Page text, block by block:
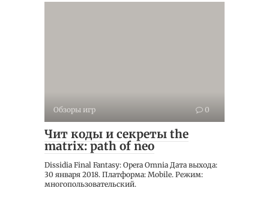
Обзоры игр 0
Чит коды и секреты the
matrix: path of neo
Dissidia Final Fantasy: Opera Omnia Дата выхода:
30 января 2018. Платформа: Mobile. Режим:
многопользовательский.